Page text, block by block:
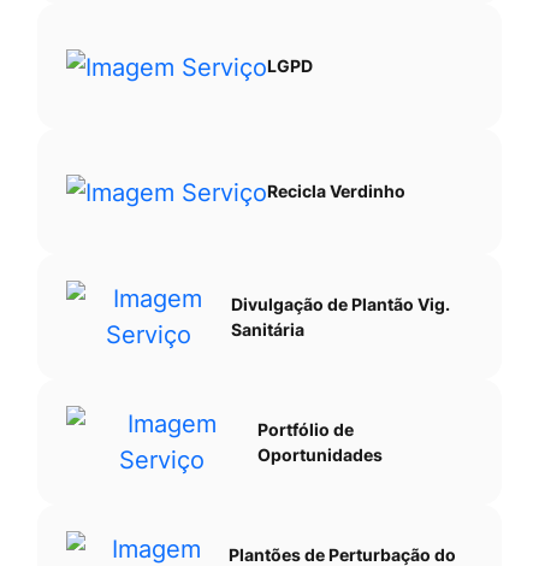
LGPD
Recicla Verdinho
Divulgação de Plantão Vig.
Sanitária
Portfólio de
Oportunidades
Plantões de Perturbação do